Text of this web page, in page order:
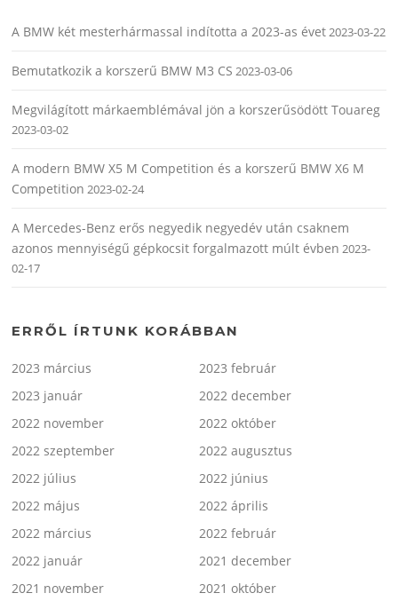
A BMW két mesterhármassal indította a 2023-as évet2023-03-22
Bemutatkozik a korszerű BMW M3 CS 2023-03-06
Megvilágított márkaemblémával jön a korszerűsödött Touareg
2023-03-02
A modern BMW X5 M Competition és a korszerű BMW X6 M
Competition 2023-02-24
A Mercedes-Benz erős negyedik negyedév után csaknem
azonos mennyiségű gépkocsit forgalmazott múlt évben 2023-
02-17
ERRŐL ÍRTUNK KORÁBBAN
2023 március
2023 február
2023 január
2022 december
2022 november
2022 október
2022 szeptember
2022 augusztus
2022 július
2022 június
2022 május
2022 április
2022 március
2022 február
2022 január
2021 december
2021 november
2021 október